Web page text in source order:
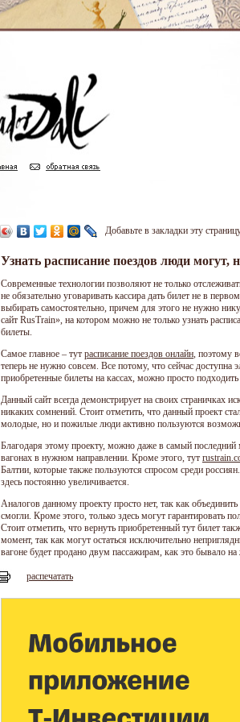
Добавьте в закладки эту
Узнать расписание поездов люди могут,
Современные технологии позволяют не только
не обязательно уговаривать кассира дать билет не в
выбирать самостоятельно, причем для этого не нужно
сайт RusTrain», на котором можно не только узнать
билеты.
Самое главное – тут расписание поездов онлайн , поэтому
теперь не нужно совсем. Все потому, что сейчас
приобретенные билеты на кассах, можно просто
Данный сайт всегда демонстрирует на своих страничках
никаких сомнений. Стоит отметить, что данный проект
молодые, но и пожилые люди активно пользуются
Благодаря этому проекту, можно даже в самый последний
вагонах в нужном направлении. Кроме этого, тут
Балтии, которые также пользуются спросом среди
здесь постоянно увеличивается.
Аналогов данному проекту просто нет, так как
смогли. Кроме этого, только здесь могут гарантировать
Стоит отметить, что вернуть приобретенный тут билет
момент, так как могут остаться исключительно
вагоне будет продано двум пассажирам, как это бывало
распечатать